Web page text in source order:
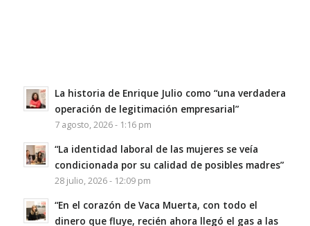
La historia de Enrique Julio como “una verdadera
operación de legitimación empresarial”
7 agosto, 2026 - 1:16 pm
“La identidad laboral de las mujeres se veía
condicionada por su calidad de posibles madres”
28 julio, 2026 - 12:09 pm
“En el corazón de Vaca Muerta, con todo el
dinero que fluye, recién ahora llegó el gas a las